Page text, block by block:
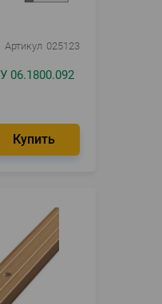
Артикул 025123
06.1800.092